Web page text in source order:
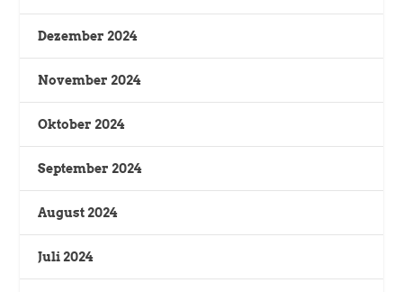
Dezember 2024
November 2024
Oktober 2024
September 2024
August 2024
Juli 2024